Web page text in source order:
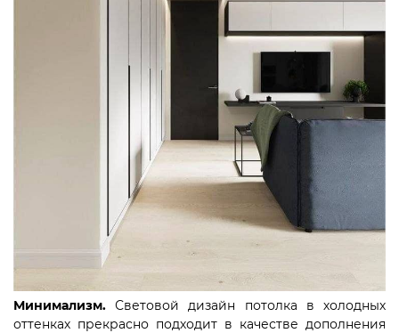
Минимализм. Световой дизайн потолка в холодных
оттенках прекрасно подходит в качестве дополнения